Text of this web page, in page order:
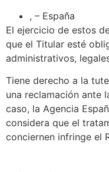
, – España
El ejercicio de estos
que el Titular esté
administrativos,
Tiene derecho a la
una reclamación ante
caso, la Agencia
considera que el
conciernen infringe el